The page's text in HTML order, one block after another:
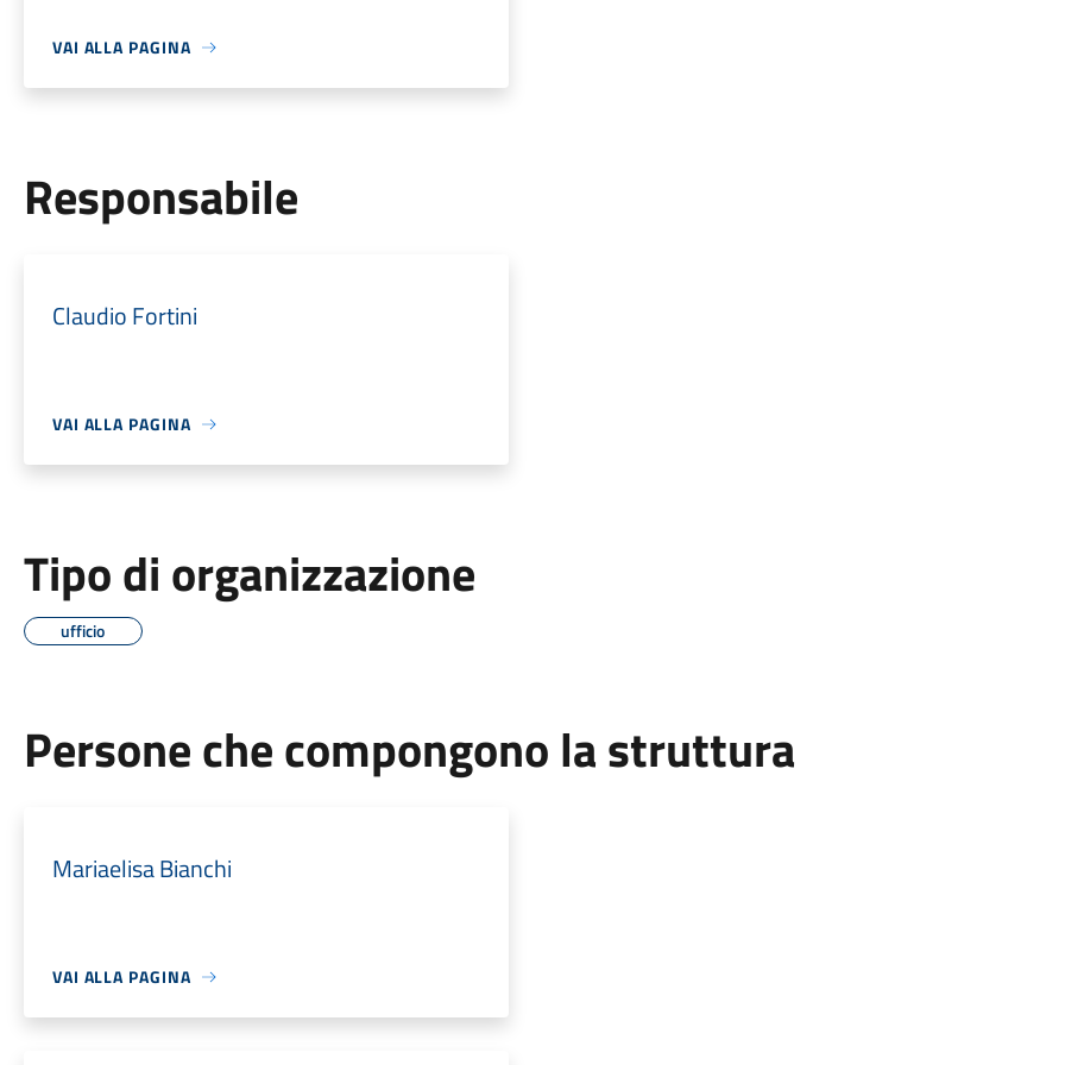
VAI ALLA PAGINA
Responsabile
Claudio Fortini
VAI ALLA PAGINA
Tipo di organizzazione
ufficio
Persone che compongono la struttura
Mariaelisa Bianchi
VAI ALLA PAGINA